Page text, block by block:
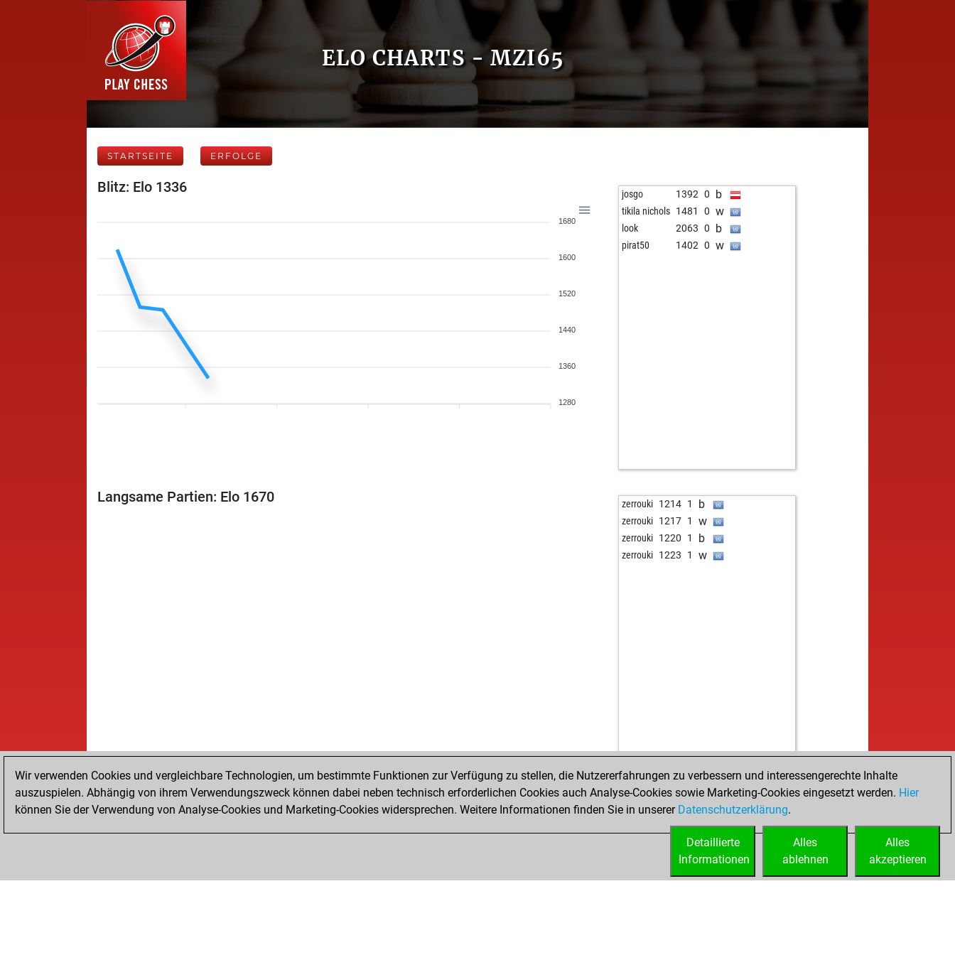
ELO CHARTS - MZI65
STARTSEITE ERFOLGE
Blitz: Elo 1336
1680
1600
1520
1440
1360
1280
josgo 1392 0 b
tikila nichols 1481 0 w
look 2063 0 b
pirat50 1402 0 w
Langsame Partien: Elo 1670 zerrouki 1214 1 b
zerrouki 1217 1 w
zerrouki 1220 1 b
zerrouki 1223 1 w
STARTSEITE
Wir verwenden Cookies und vergleichbare Technologien, um bestimmte Funktionen zur Verfügung zu stellen, die Nutzererfahrungen zu verbessern und interessengerechte Inhalte
auszuspielen. Abhängig von ihrem Verwendungszweck können dabei neben technisch erforderlichen Cookies auch Analyse-Cookies sowie Marketing-Cookies eingesetzt werden. Hier
können Sie der Verwendung von Analyse-Cookies und Marketing-Cookies widersprechen. Weitere Informationen finden Sie in unserer Datenschutzerklärung.
Alles
akzeptieren
Alles
ablehnen
Detaillierte
Informationen